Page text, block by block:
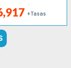
+Tasas